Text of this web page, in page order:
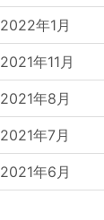
2022年1月
2021年11月
2021年8月
2021年7月
2021年6月